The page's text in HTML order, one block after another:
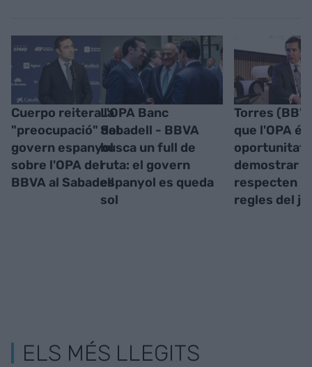
Cuerpo reitera la
"preocupació" del
govern espanyol
sobre l'OPA del
BBVA al Sabadell
L'OPA Banc
Sabadell - BBVA
busca un full de
ruta: el govern
espanyol es queda
sol
Torres
que l'OPA
demostrar
respecten
regles del
ELS MÉS LLEGITS